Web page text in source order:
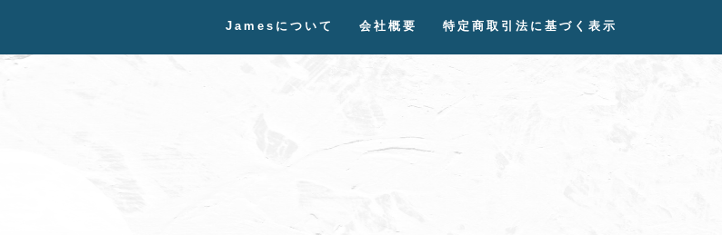
Jamesについて 会社概要 特定商取引法に基づく表示